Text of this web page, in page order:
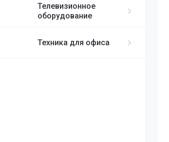
Телевизионное
оборудование
Техника для офиса